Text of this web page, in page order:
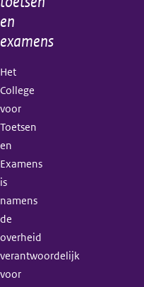
en
examens
Het
College
voor
Toetsen
en
Examens
is
namens
de
overheid
verantwoordelijk
voor